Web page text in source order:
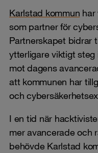
Karlstad kommun har
som partner för
Partnerskapet bidrar
ytterligare viktigt
mot dagens
att kommunen har
och
I en tid när
mer avancerade och
behövde Karlstad